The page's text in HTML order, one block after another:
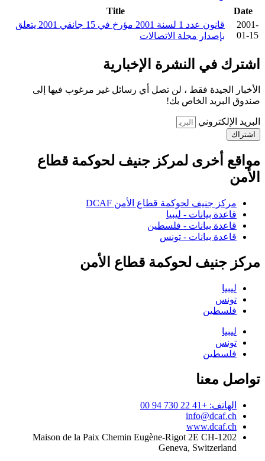
Date
Title
2001-
01-15
قانون عدد 1 لسنة 2001 مؤرخ في 15 جانفي 2001 يتعلق
بإصدار مجلة الاتصالات
اشترك في النشرة الإخبارية
الأخبار الجيدة فقط ، لن تصل أي رسائل غير مرغوب فيها إلى
صندوق البريد الخاص بك!
البريد الإلكتروني
اشتراك
مواقع أخرى لمركز جنيف لحوكمة قطاع
الأمن
مركز جنيف لحوكمة قطاع الأمن DCAF
قاعدة بيانات - ليبيا
قاعدة بيانات - فلسطين
قاعدة بيانات - تونس
مركز جنيف لحوكمة قطاع الأمن
ليبيا
تونس
فلسطين
ليبيا
تونس
فلسطين
تواصل معنا
الهاتف: +41 22 730 94 00
info@dcaf.ch
www.dcaf.ch
Maison de la Paix Chemin Eugène-Rigot 2E CH-1202
Geneva, Switzerland